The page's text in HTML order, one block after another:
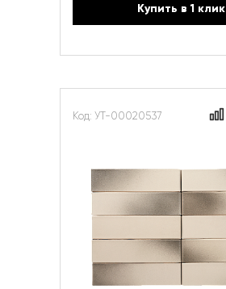
Купить в 1 клик
Код: УТ-00020537